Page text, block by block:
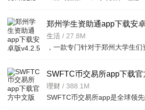
郑州学生资助通app下载安
新版
生活 / 27.8M
SWFTC币交易所app下载官
v6.166.0最新版
理财 / 388.1M